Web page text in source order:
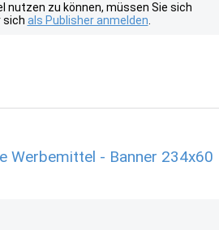
nutzen zu können, müssen Sie sich
sich als Publisher anmelden
Werbemittel - Banner 234x60